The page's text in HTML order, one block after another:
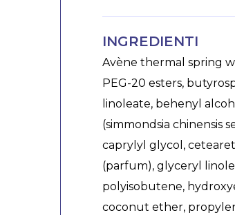
INGREDIENTI
Avène thermal spring
PEG-20 esters,
linoleate, behenyl
(simmondsia chinensis
caprylyl glycol,
(parfum), glyceryl
polyisobutene,
coconut ether,